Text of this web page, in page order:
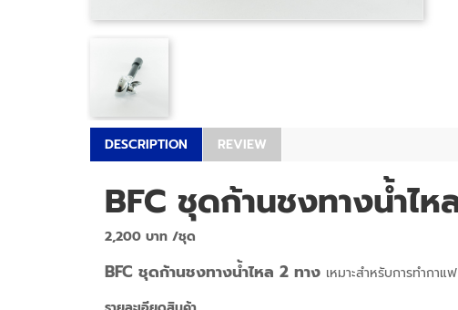
DESCRIPTION REVIEW
BFC ชุดก้านชงทางน้ำไห
2,200 บาท /ชุด
BFC ชุดก้านชงทางน้ำไหล 2 ทาง เหมาะสำหรับการทำก